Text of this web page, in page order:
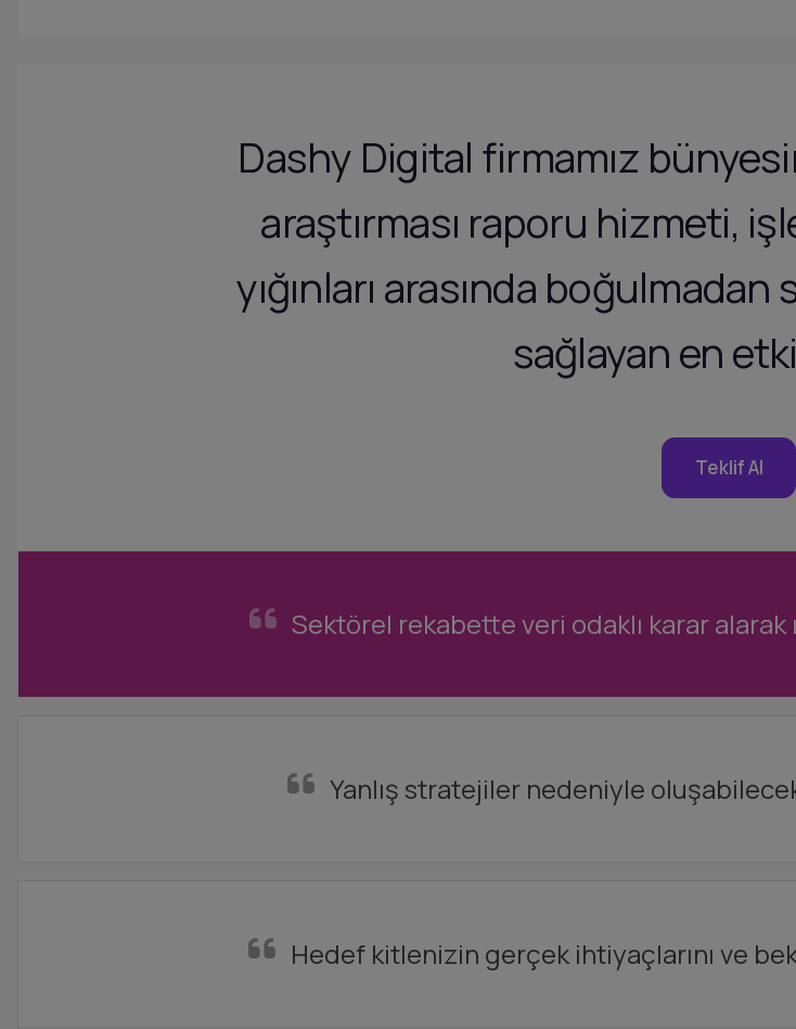
Dashy Digital firmamız
araştırması raporu hizmeti,
yığınları arasında boğulmadan
sağlayan en
Teklif Al
Sektörel rekabette veri odaklı karar
Yanlış stratejiler nedeniyle
Hedef kitlenizin gerçek ihtiyaçlarını ve